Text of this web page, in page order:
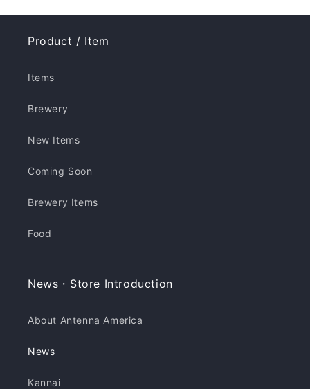
Product / Item
Items
Brewery
New Items
Coming Soon
Brewery Items
Food
News・Store Introduction
About Antenna America
News
Kannai